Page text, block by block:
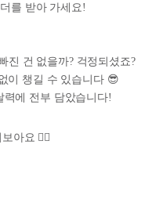
를 받아 가세요!
진 건 없을까? 걱정되셨죠?
이 챙길 수 있습니다 😎
력에 전부 담았습니다!
아요 🏃‍♀️